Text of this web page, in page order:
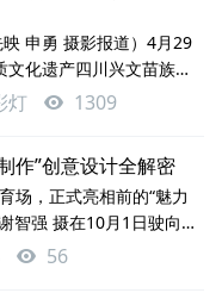
家新寨，最后抵达光明新
镜头一起来感受巡游队伍
申勇 摄影报道）4月29
化遗产四川兴文苗族花
兴文县举行，本次活动的
山”。各族同胞欢聚一堂，
节。早上8：30，民族民
海广场出发，前往光明新
成员们身着民族盛装，一
乡镇方队融入了
灯 1309
作”创意设计全解密
场，正式亮相前的“魅力
智强 摄在10月1日驶向天
项目一直处于保密状态，
多彩、绿水灵动、白云摇
56